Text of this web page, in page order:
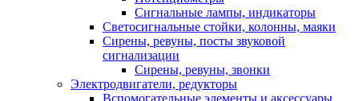
Сигнальные лампы, индикаторы
Светосигнальные стойки, колонны, маяки
Сирены, ревуны, посты звуковой
сигнализации
Сирены, ревуны, звонки
Электродвигатели, редукторы
Вспомогательные элементы и аксессуары